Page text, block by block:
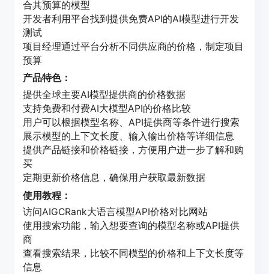
合其预算的模型
开发者利用平台找到提供免费API的AI模型进行开发
测试
项目经理通过平台分析不同供应商的价格，制定项目
预算
产品特色：
提供全球主要AI模型提供商的价格数据
支持免费和付费AI大模型API的价格比较
用户可以根据模型名称、API提供商等条件进行搜索
展示模型的上下文长度、输入输出价格等详细信息
提供产品链接和价格链接，方便用户进一步了解和购
买
定期更新价格信息，确保用户获取最新数据
使用教程：
访问AIGCRank大语言模型API价格对比网站
使用搜索功能，输入想要查询的模型名称或API提供
商
查看搜索结果，比较不同模型的价格和上下文长度等
信息